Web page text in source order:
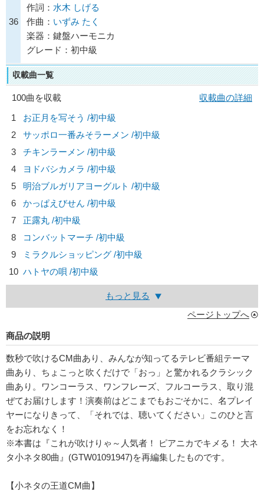
36
作詞： 水木 しげる
作曲： いずみ たく
楽器：鍵盤ハーモニカ
グレード：初中級
収載曲一覧
100曲を収載
収載曲の詳細
1
お正月を写そう /初中級
2
サッポロ一番みそラーメン /初中級
3
チキンラーメン /初中級
4
ヨドバシカメラ /初中級
5
明治ブルガリアヨーグルト /初中級
6
かっぱえびせん /初中級
7
正露丸 /初中級
8
コンバットマーチ /初中級
9
ミラクルショッピング /初中級
10 ハトヤの唄 /初中級
もっと見る
ページトップへ
商品の説明
数秒で吹けるCM曲あり、みんなが知ってるテレビ番組テーマ
曲あり、ちょこっと吹くだけで「おっ」と驚かれるクラシック
曲あり。ワンコーラス、ワンフレーズ、フルコーラス、取り混
ぜてお届けします！演奏前はどこまでもおごそかに、名プレイ
ヤーになりきって、「それでは、聴いてください」このひと言
をお忘れなく！
※本書は『これが吹けりゃ～人気者！ ピアニカでキメる！ 大ネ
タ小ネタ80曲』(GTW01091947)を再編集したものです。
【小ネタの王道CM曲】